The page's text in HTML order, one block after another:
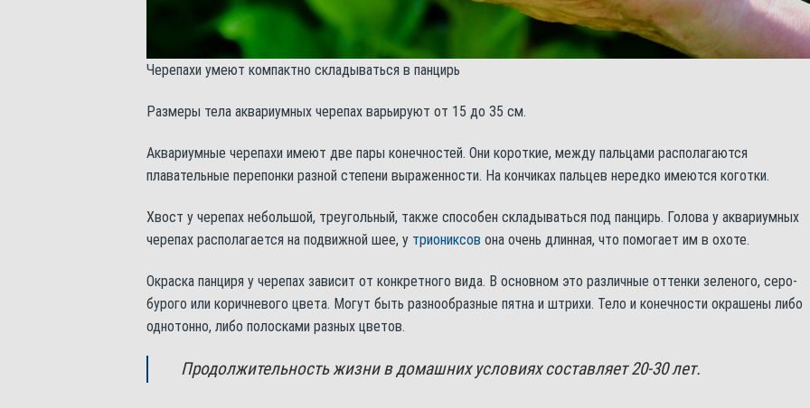
Черепахи умеют компактно складываться в панцирь
Размеры тела аквариумных черепах варьируют от 15 до 35 см.
Аквариумные черепахи имеют две пары конечностей. Они короткие, между пальцами располагаются
плавательные перепонки разной степени выраженности. На кончиках пальцев нередко имеются коготки.
Хвост у черепах небольшой, треугольный, также способен складываться под панцирь. Голова у аквариумных
черепах располагается на подвижной шее, у триониксов она очень длинная, что помогает им в охоте.
Окраска панциря у черепах зависит от конкретного вида. В основном это различные оттенки зеленого, серо-
бурого или коричневого цвета. Могут быть разнообразные пятна и штрихи. Тело и конечности окрашены либо
однотонно, либо полосками разных цветов.
Продолжительность жизни в домашних условиях составляет 20-30 лет.